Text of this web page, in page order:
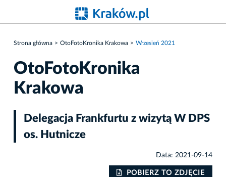
Strona główna OtoFotoKronika Krakowa Wrzesień 2021
OtoFotoKronika
Krakowa
Delegacja Frankfurtu z wizytą W DPS
os. Hutnicze
Data: 2021-09-14
POBIERZ TO ZDJĘCIE